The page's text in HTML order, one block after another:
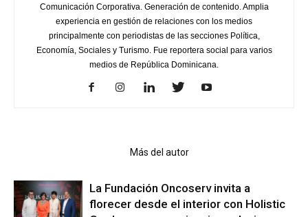
Comunicación Corporativa. Generación de contenido. Amplia
experiencia en gestión de relaciones con los medios
principalmente con periodistas de las secciones Política,
Economía, Sociales y Turismo. Fue reportera social para varios
medios de República Dominicana.
Más del autor
La Fundación Oncoserv invita a
florecer desde el interior con Holistic